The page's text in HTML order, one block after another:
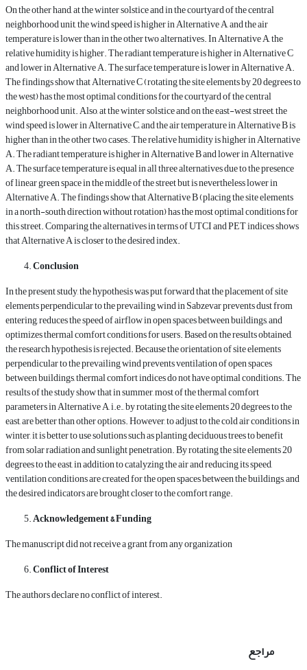
On the other hand, at the winter solstice and in the courtyard of the central
neighborhood unit, the wind speed is higher in Alternative A, and the air
temperature is lower than in the other two alternatives. In Alternative A, the
relative humidity is higher. The radiant temperature is higher in Alternative C
and lower in Alternative A. The surface temperature is lower in Alternative A.
The findings show that Alternative C (rotating the site elements by 20 degrees to
the west) has the most optimal conditions for the courtyard of the central
neighborhood unit. Also, at the winter solstice and on the east-west street, the
wind speed is lower in Alternative C, and the air temperature in Alternative B is
higher than in the other two cases. The relative humidity is higher in Alternative
A. The radiant temperature is higher in Alternative B and lower in Alternative
A. The surface temperature is equal in all three alternatives due to the presence
of linear green space in the middle of the street but is nevertheless lower in
Alternative A. The findings show that Alternative B (placing the site elements
in a north-south direction without rotation) has the most optimal conditions for
this street. Comparing the alternatives in terms of UTCI and PET indices shows
that Alternative A is closer to the desired index.
Conclusion
In the present study, the hypothesis was put forward that the placement of site
elements perpendicular to the prevailing wind in Sabzevar prevents dust from
entering, reduces the speed of airflow in open spaces between buildings, and
optimizes thermal comfort conditions for users. Based on the results obtained,
the research hypothesis is rejected. Because the orientation of site elements
perpendicular to the prevailing wind prevents ventilation of open spaces
between buildings, thermal comfort indices do not have optimal conditions. The
results of the study show that in summer, most of the thermal comfort
parameters in Alternative A, i.e., by rotating the site elements 20 degrees to the
east, are better than other options. However, to adjust to the cold air conditions in
winter, it is better to use solutions such as planting deciduous trees to benefit
from solar radiation and sunlight penetration. By rotating the site elements 20
degrees to the east, in addition to catalyzing the air and reducing its speed,
ventilation conditions are created for the open spaces between the buildings, and
the desired indicators are brought closer to the comfort range.
Acknowledgement & Funding
The manuscript did not receive a grant from any organization
Conflict of Interest
The authors declare no conflict of interest.
مراجع